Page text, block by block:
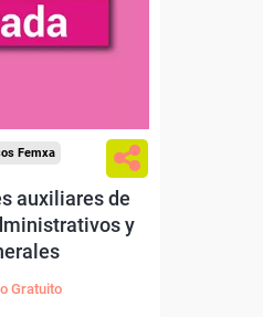
Femxa
auxiliares de
y
Gratuito